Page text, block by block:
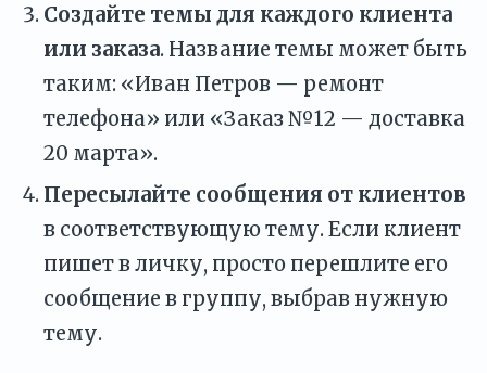
Создайте темы для каждого клиента
или заказа. Название темы может быть
таким: «Иван Петров — ремонт
телефона» или «Заказ №12 — доставка
20 марта».
Пересылайте сообщения от клиентов
в соответствующую тему. Если клиент
пишет в личку, просто перешлите его
сообщение в группу, выбрав нужную
тему.